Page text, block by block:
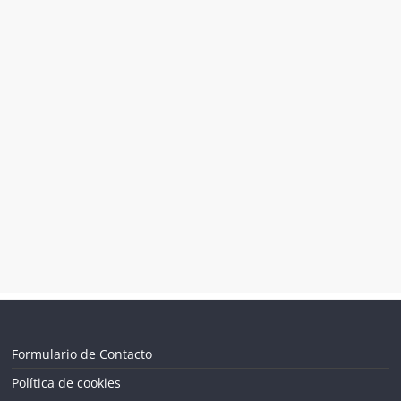
Formulario de Contacto
Política de cookies